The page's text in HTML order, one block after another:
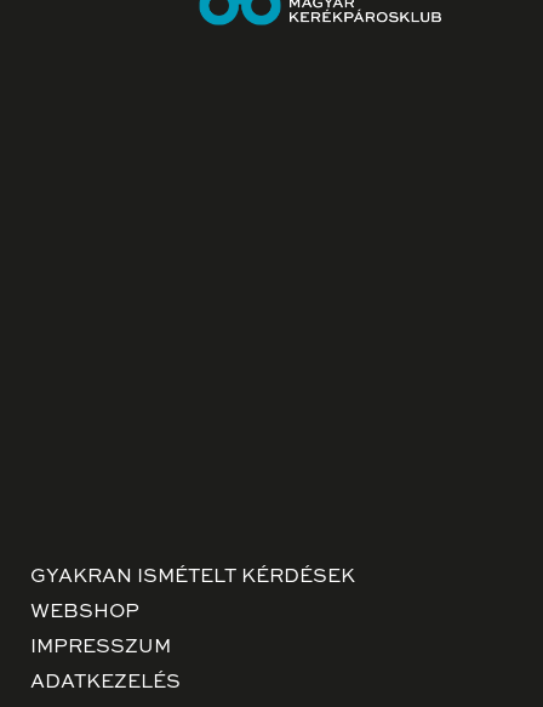
GYAKRAN ISMÉTELT KÉRDÉSEK
WEBSHOP
IMPRESSZUM
ADATKEZELÉS